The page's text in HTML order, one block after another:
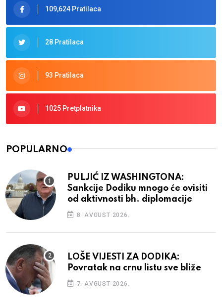
109,624 Pratilaca
28 Pratilaca
93 Pratilaca
1025 Pretplatnika
POPULARNO
PULJIĆ IZ WASHINGTONA:
Sankcije Dodiku mnogo će ovisiti
od aktivnosti bh. diplomacije
8. AVGUST 2026.
LOŠE VIJESTI ZA DODIKA:
Povratak na crnu listu sve bliže
7. AVGUST 2026.